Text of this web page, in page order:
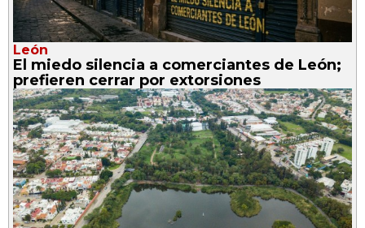
León
El miedo silencia a comerciantes de León;
prefieren cerrar por extorsiones